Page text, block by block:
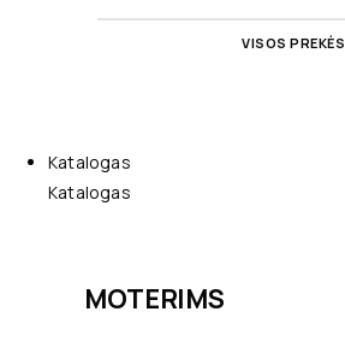
VISOS PREKĖS
Katalogas
Katalogas
MOTERIMS